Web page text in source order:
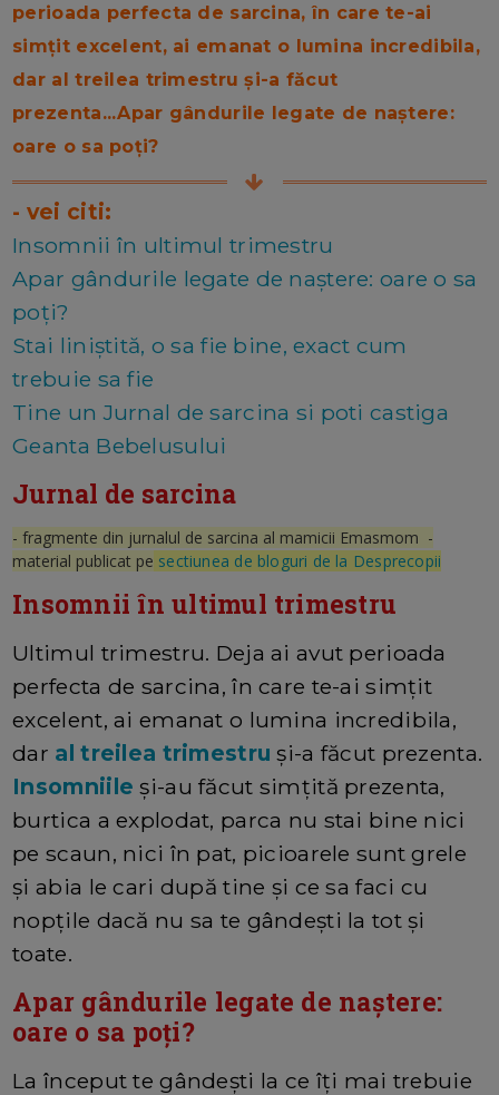
perioada perfecta de sarcina, în care te-ai
simțit excelent, ai emanat o lumina incredibila,
dar al treilea trimestru și-a făcut
prezenta...Apar gândurile legate de naștere:
oare o sa poți?
- vei citi:
Insomnii în ultimul trimestru
Apar gândurile legate de naștere: oare o sa
poți?
Stai liniștită, o sa fie bine, exact cum
trebuie sa fie
Tine un Jurnal de sarcina si poti castiga
Geanta Bebelusului
Jurnal de sarcina
- fragmente din jurnalul de sarcina al mamicii Emasmom -
material publicat pe sectiunea de bloguri de la Desprecopii
Insomnii în ultimul trimestru
Ultimul trimestru. Deja ai avut perioada
perfecta de sarcina, în care te-ai simțit
excelent, ai emanat o lumina incredibila,
dar al treilea trimestru și-a făcut prezenta.
Insomniile și-au făcut simțită prezenta,
burtica a explodat, parca nu stai bine nici
pe scaun, nici în pat, picioarele sunt grele
și abia le cari după tine și ce sa faci cu
nopțile dacă nu sa te gândești la tot și
toate.
Apar gândurile legate de naștere:
oare o sa poți?
La început te gândești la ce îți mai trebuie